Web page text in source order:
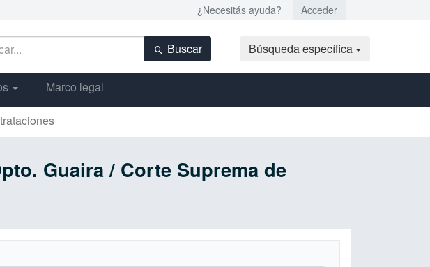
¿Necesitás ayuda? Acceder
Buscar Búsqueda específica
Marco legal
Guaira / Corte Suprema de